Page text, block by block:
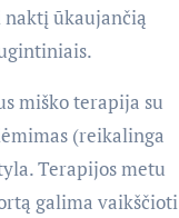
ūkaujančią
miško terapija su
(reikalinga
Terapijos metu
galima vaikščioti